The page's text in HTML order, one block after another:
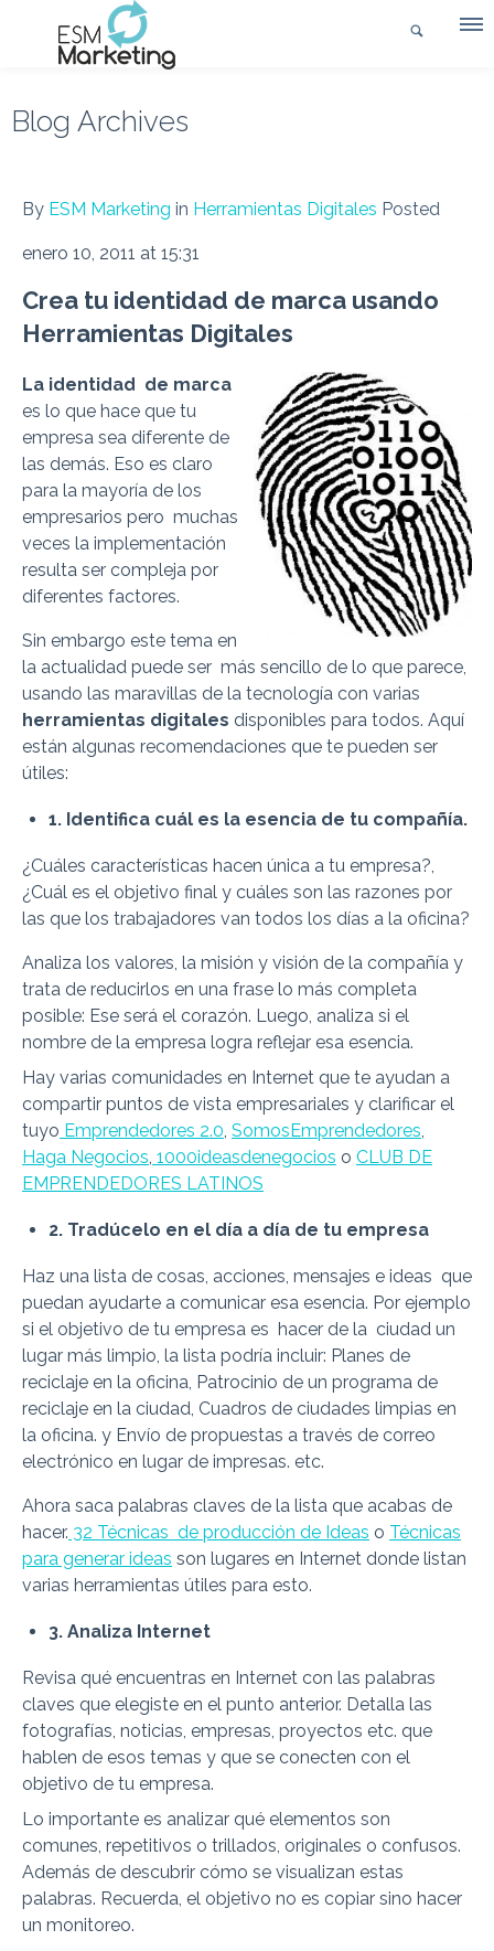
Blog Archives
By ESM Marketing in Herramientas Digitales Posted
enero 10, 2011 at 15:31
Crea tu identidad de marca usando
Herramientas Digitales
La identidad de marca
es lo que hace que tu
empresa sea diferente de
las demás. Eso es claro
para la mayoría de los
empresarios pero muchas
veces la implementación
resulta ser compleja por
diferentes factores.
Sin embargo este tema en
la actualidad puede ser más sencillo de lo que parece,
usando las maravillas de la tecnología con varias
herramientas digitales disponibles para todos. Aquí
están algunas recomendaciones que te pueden ser
útiles:
1. Identifica cuál es la esencia de tu compañía.
¿Cuáles características hacen única a tu empresa?,
¿Cuál es el objetivo final y cuáles son las razones por
las que los trabajadores van todos los días a la oficina?
Analiza los valores, la misión y visión de la compañía y
trata de reducirlos en una frase lo más completa
posible: Ese será el corazón. Luego, analiza si el
nombre de la empresa logra reflejar esa esencia.
Hay varias comunidades en Internet que te ayudan a
compartir puntos de vista empresariales y clarificar el
tuyo Emprendedores 2.0, SomosEmprendedores,
Haga Negocios, 1000ideasdenegocios o CLUB DE
EMPRENDEDORES LATINOS
2. Tradúcelo en el día a día de tu empresa
Haz una lista de cosas, acciones, mensajes e ideas que
puedan ayudarte a comunicar esa esencia. Por ejemplo
si el objetivo de tu empresa es hacer de la ciudad un
lugar más limpio, la lista podría incluir: Planes de
reciclaje en la oficina, Patrocinio de un programa de
reciclaje en la ciudad, Cuadros de ciudades limpias en
la oficina. y Envío de propuestas a través de correo
electrónico en lugar de impresas. etc.
Ahora saca palabras claves de la lista que acabas de
hacer. 32 Técnicas de producción de Ideas o Técnicas
para generar ideas son lugares en Internet donde listan
varias herramientas útiles para esto.
3. Analiza Internet
Revisa qué encuentras en Internet con las palabras
claves que elegiste en el punto anterior. Detalla las
fotografías, noticias, empresas, proyectos etc. que
hablen de esos temas y que se conecten con el
objetivo de tu empresa.
Lo importante es analizar qué elementos son
comunes, repetitivos o trillados, originales o confusos.
Además de descubrir cómo se visualizan estas
palabras. Recuerda, el objetivo no es copiar sino hacer
un monitoreo.